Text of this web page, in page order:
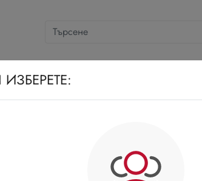
КАТЕГОРИИ